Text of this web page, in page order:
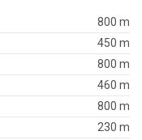
800 m
450 m
800 m
460 m
800 m
230 m